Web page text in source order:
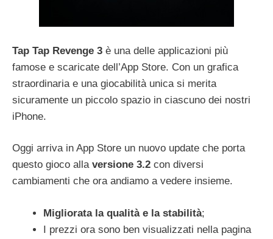
Tap Tap Revenge 3 è una delle applicazioni più
famose e scaricate dell’App Store. Con un grafica
straordinaria e una giocabilità unica si merita
sicuramente un piccolo spazio in ciascuno dei nostri
iPhone.
Oggi arriva in App Store un nuovo update che porta
questo gioco allaversione 3.2 con diversi
cambiamenti che ora andiamo a vedere insieme.
Migliorata la qualità e la stabilità;
I prezzi ora sono ben visualizzati nella pagina